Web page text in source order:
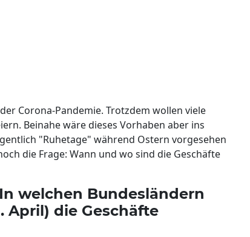
Corona-Pandemie. Trotzdem wollen viele
Beinahe wäre dieses Vorhaben aber ins
"Ruhetage" während Ostern vorgesehen
die Frage: Wann und wo sind die Geschäfte
welchen Bundesländern
April) die Geschäfte